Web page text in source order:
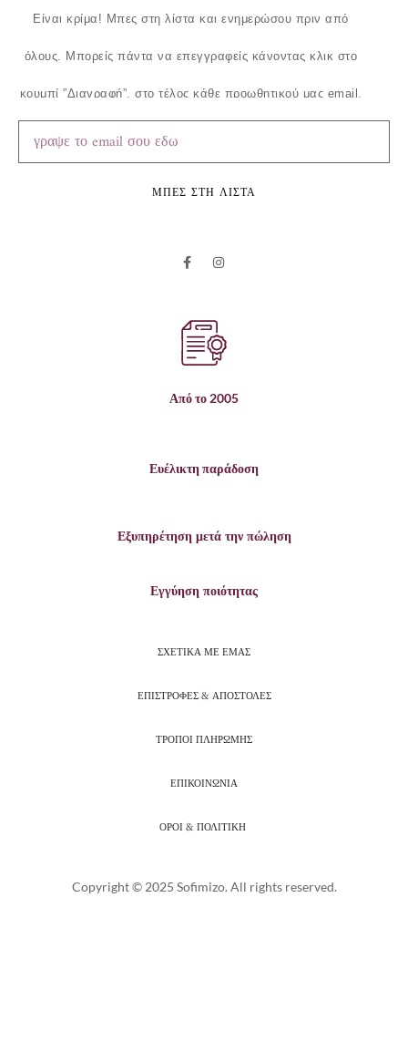
Είναι κρίμα! Μπες στη λίστα και ενημερώσου πριν από
όλους. Μπορείς πάντα να επεγγραφείς κάνοντας κλικ στο
κουμπί ”Διαγραφή”, στο τέλος κάθε προωθητικού μας email.
ΜΠΕΣ ΣΤΗ ΛΙΣΤΑ
Από το 2005
Ευέλικτη παράδοση
Εξυπηρέτηση μετά την πώληση
Εγγύηση ποιότητας
ΣΧΕΤΙΚΑ ΜΕ ΕΜΑΣ
ΕΠΙΣΤΡΟΦΕΣ & ΑΠΟΣΤΟΛΕΣ
ΤΡΟΠΟΙ ΠΛΗΡΩΜΗΣ
ΕΠΙΚΟΙΝΩΝΙΑ
ΟΡΟΙ & ΠΟΛΙΤΙΚΗ
Copyright © 2025 Sofimizo. All rights reserved.